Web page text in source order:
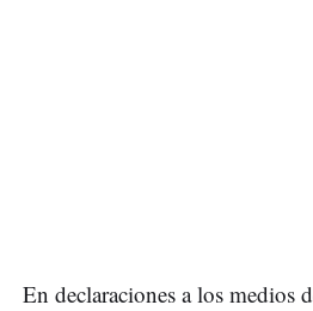
En declaraciones a los medios